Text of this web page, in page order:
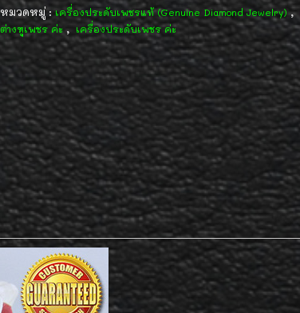
หมวดหมู่ :เครื่องประดับเพชรแท้ (Genuine Diamond Jewelry),
ต่างหูเพชร ค่ะ , เครื่องประดับเพชร ค่ะ